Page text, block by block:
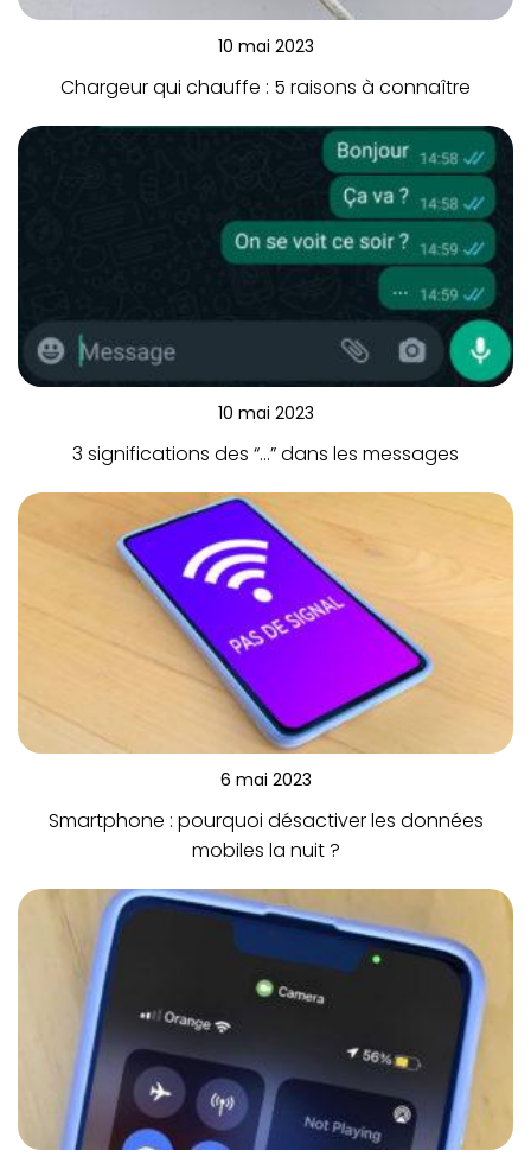
10 mai 2023
Chargeur qui chauffe : 5 raisons à connaître
10 mai 2023
3 significations des “…” dans les messages
6 mai 2023
Smartphone : pourquoi désactiver les données
mobiles la nuit ?